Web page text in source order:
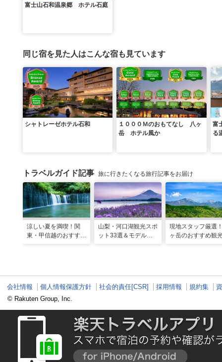
富士山石和温泉郷 ホテル石庭
同じ宿を見た人はこんな宿も見ています
シャトレーゼホテル石和
１０００Ｍのおもてなし 八ヶ
岳 ホテル風か
富
る
トラベルガイド記事 旅に行きたくなる旅行記事をお届け
涼しい夏を満喫！関
東・甲信越のおすすめ
山梨・河口湖観光スポ
ット33選＆モデルコ
現地スタッフ厳選
ヶ岳のおすすめ観
会社情報 個人情報保護方針 社会的責任[CSR] 採用情報 規約集
© Rakuten Group, Inc.